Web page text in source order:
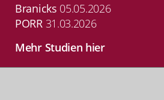
Branicks 05.05.2026
PORR31.03.2026
Mehr Studien hier